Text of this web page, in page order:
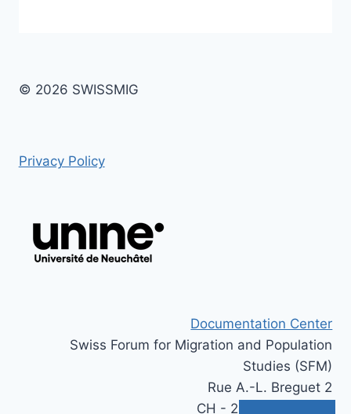
© 2026 SWISSMIG
Privacy Policy
Documentation Center
Swiss Forum for Migration and Population
Studies (SFM)
Rue A.-L. Breguet 2
CH - 2000 Neuchâtel